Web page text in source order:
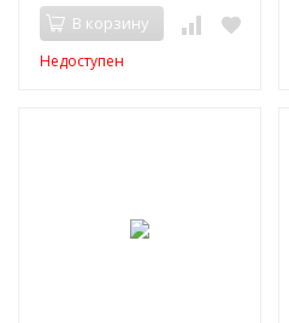
В корзину
Недоступен